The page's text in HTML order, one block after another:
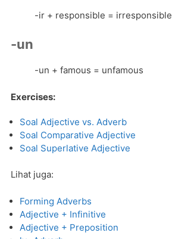
-ir + responsible = irresponsible
-un
-un + famous = unfamous
Exercises:
Soal Adjective vs. Adverb
Soal Comparative Adjective
Soal Superlative Adjective
Lihat juga:
Forming Adverbs
Adjective + Infinitive
Adjective + Preposition